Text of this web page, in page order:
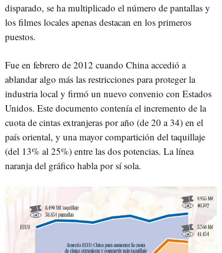
disparado, se ha multiplicado el número de pantallas y
los filmes locales apenas destacan en los primeros
puestos.
Fue en febrero de 2012 cuando China accedió a
ablandar algo más las restricciones para proteger la
industria local y firmó un nuevo convenio con Estados
Unidos. Este documento contenía el incremento de la
cuota de cintas extranjeras por año (de 20 a 34) en el
país oriental, y una mayor compartición del taquillaje
(del 13% al 25%) entre las dos potencias. La línea
naranja del gráfico habla por sí sola.